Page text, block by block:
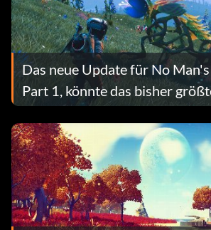
Das neue Update für No
Part 1, könnte das bisher